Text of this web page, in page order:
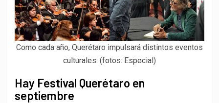
Como cada año, Querétaro impulsará distintos eventos
culturales. (fotos: Especial)
Hay Festival Querétaro en
septiembre